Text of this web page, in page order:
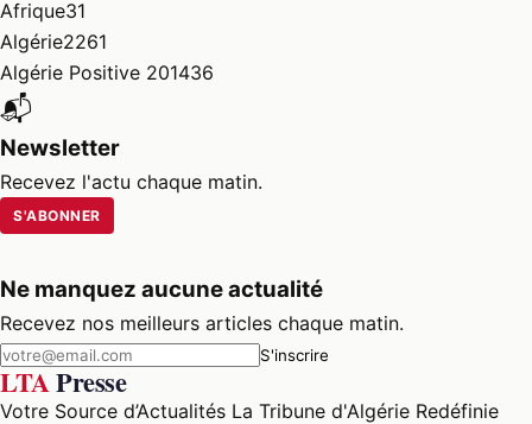
Afrique31
Algérie2261
Algérie Positive 201436
📬
Newsletter
Recevez l'actu chaque matin.
S'ABONNER
Ne manquez aucune actualité
Recevez nos meilleurs articles chaque matin.
S'inscrire
LTAPresse
Votre Source d’Actualités La Tribune d'Algérie Redéfinie